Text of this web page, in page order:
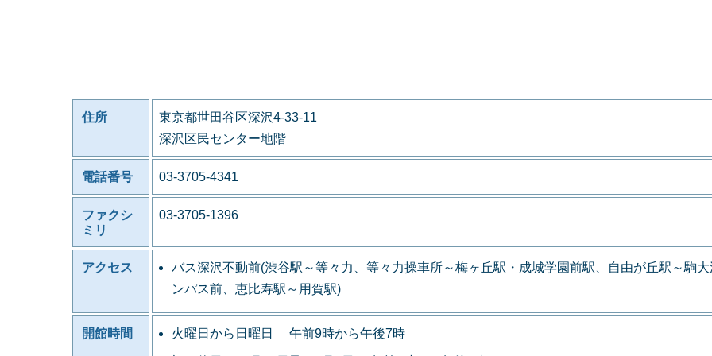
住所
東京都世田谷区深沢4-33-11
深沢区民センター地階
電話番号 03-3705-4341
ファクシ
ミリ
03-3705-1396
アクセス
バス深沢不動前(渋谷駅～等々力、等々力操車所～梅ヶ丘駅・成城学園前駅、自由が丘駅～駒
ンパス前、恵比寿駅～用賀駅)
開館時間 火曜日から日曜日 午前9時から午後7時